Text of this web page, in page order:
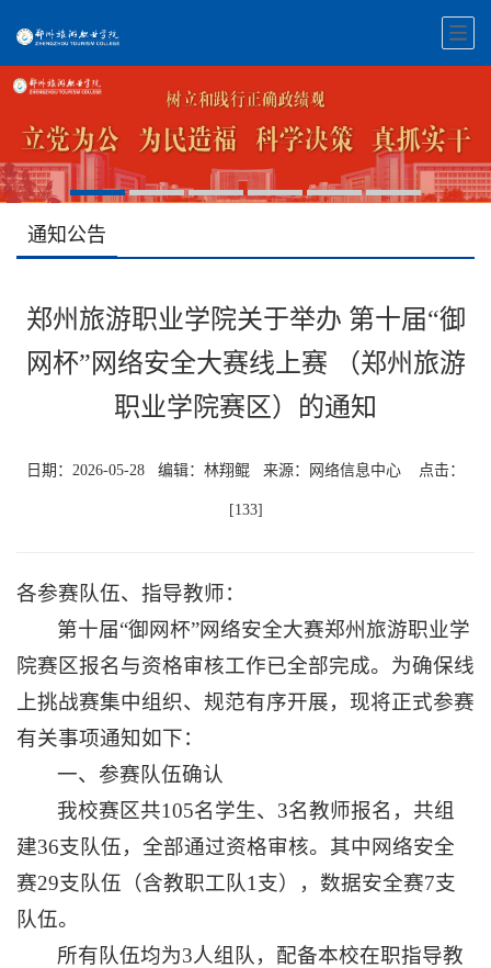
通知公告
郑州旅游职业学院关于举办 第十届“御
网杯”网络安全大赛线上赛 （郑州旅游
职业学院赛区）的通知
日期：2026-05-28 编辑：林翔鲲 来源：网络信息中心 点击：
[133]
各参赛队伍、指导教师：
第十届“御网杯”网络安全大赛郑州旅游职业学
院赛区报名与资格审核工作已全部完成。为确保线
上挑战赛集中组织、规范有序开展，现将正式参赛
有关事项通知如下：
一、参赛队伍确认
我校赛区共105名学生、3名教师报名，共组
建36支队伍，全部通过资格审核。其中网络安全
赛29支队伍（含教职工队1支），数据安全赛7支
队伍。
所有队伍均为3人组队，配备本校在职指导教